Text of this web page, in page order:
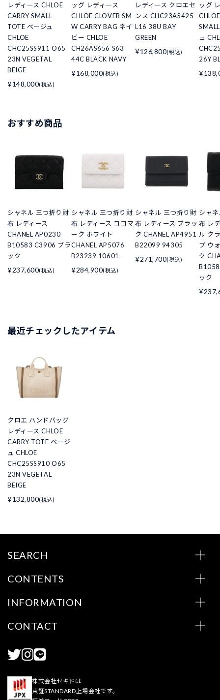
レディース CHLOE
CARRY SMALL
TOTE ベージュ
CHLOE
CHC25SS911 O65
23N VEGETAL
BEIGE
¥148,000(税込)
ッグ レディース
CHLOE CLOVER SM
W CARRY BAG ネイ
ビー CHLOE
CH26AS656 S63
44C BLACK NAVY
¥168,000(税込)
レディース クロエセ
ンス CHC23AS425
L16 38U BAY
GREEN
¥126,800(税込)
ッグ
ュ
26Y
おすすめ商品
シャネル 三つ折り財
布 レディース
CHANEL AP0230
B10583 C3906 ブラ
ック
¥237,600(税込)
シャネル 三つ折り財
布 レディース ココマ
ーク ホワイト
CHANEL AP5076
B23239 10601
¥284,900(税込)
シャネル 三つ折り財
布 レディース ブラッ
ク CHANEL AP4951
B22099 94305
¥271,700(税込)
シャ
布 レ
ル ク
プ ウ
ク
ック
最近チェックしたアイテム
クロエ ハンドバッグ
レディース CHLOE
CARRY TOTE ベージ
ュ CHLOE
CHC25SS910 O65
23N VEGETAL
BEIGE
¥132,800(税込)
SEARCH
CONTENTS
INFORMATION
CONTACT
株式会社セキドは
東証STANDARD上場会社です。